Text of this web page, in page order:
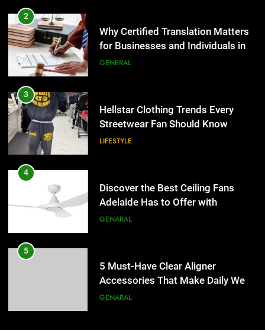
Streetwear Fan Should Know
LIFESTYLE
4
Adelaide Has to Offer with
Lightspot
GENARAL
5
Accessories That Make Daily Wear
Simpler
GENARAL
6
for Social Media Marketing in 2026
BUSINESS TECH
7
2
Why Certified Translation Matters
for Businesses and Individuals in
the UK
GENERAL
3
Hellstar Clothing Trends Every
Streetwear Fan Should Know
LIFESTYLE
4
Discover the Best Ceiling Fans
Adelaide Has to Offer with
Lightspot
GENARAL
5
5 Must-Have Clear Aligner
Accessories That Make Daily Wear
Simpler
GENARAL